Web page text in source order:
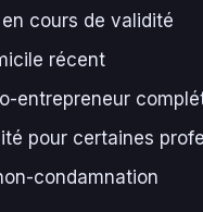
cours de validité
récent
entrepreneur
pour certaines
condamnation